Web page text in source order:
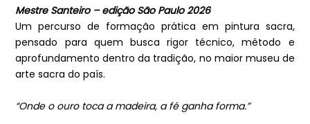
Mestre Santeiro – edição São Paulo 2026
Um percurso de formação prática em pintura sacra,
pensado para quem busca rigor técnico, método e
aprofundamento dentro da tradição, no maior museu de
arte sacra do país.
“Onde o ouro toca a madeira, a fé ganha forma.”